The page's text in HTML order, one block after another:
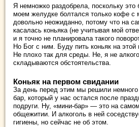
Я немножко раздобрела, поскольку
моем желудке болтался только кофе
довольно неожиданно, потому что на
касалась коньяка (не учитывая мой
и я точно не планировала такого
Но Бог с ним. Буду пить коньяк на этой
Не плохо так для среды. Не, я не
складываются обстоятельства.
Коньяк на первом свидании
За день перед этим мы решили
бар, который у нас остался после
подруги. Ну, «мини-бар» — это на
общежитии. И алкоголь в ней
гигиены, но сейчас не об этом.